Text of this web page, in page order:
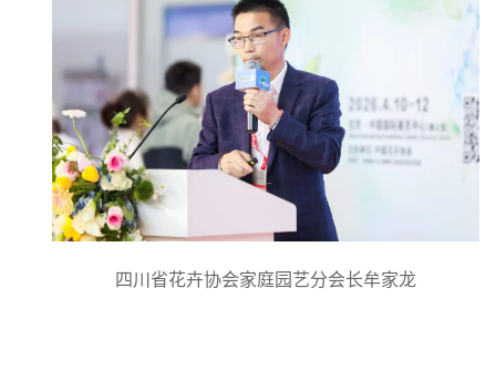
四川省花卉协会家庭园艺分会长牟家龙